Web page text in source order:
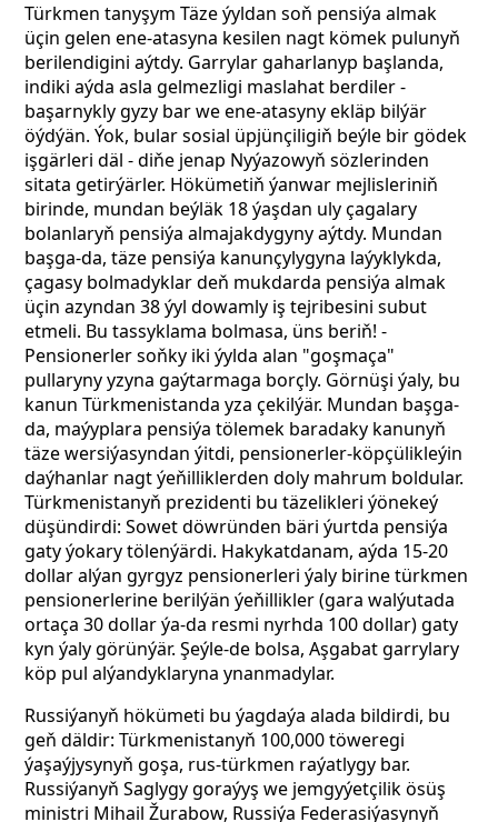
Türkmen tanyşym Täze ýyldan soň pensiýa almak
üçin gelen ene-atasyna kesilen nagt kömek pulunyň
berilendigini aýtdy. Garrylar gaharlanyp başlanda,
indiki aýda asla gelmezligi maslahat berdiler -
başarnykly gyzy bar we ene-atasyny ekläp bilýär
öýdýän. Ýok, bular sosial üpjünçiligiň beýle bir gödek
işgärleri däl - diňe jenap Nyýazowyň sözlerinden
sitata getirýärler. Hökümetiň ýanwar mejlisleriniň
birinde, mundan beýläk 18 ýaşdan uly çagalary
bolanlaryň pensiýa almajakdygyny aýtdy. Mundan
başga-da, täze pensiýa kanunçylygyna laýyklykda,
çagasy bolmadyklar deň mukdarda pensiýa almak
üçin azyndan 38 ýyl dowamly iş tejribesini subut
etmeli. Bu tassyklama bolmasa, üns beriň! -
Pensionerler soňky iki ýylda alan "goşmaça"
pullaryny yzyna gaýtarmaga borçly. Görnüşi ýaly, bu
kanun Türkmenistanda yza çekilýär. Mundan başga-
da, maýyplara pensiýa tölemek baradaky kanunyň
täze wersiýasyndan ýitdi, pensionerler-köpçülikleýin
daýhanlar nagt ýeňilliklerden doly mahrum boldular.
Türkmenistanyň prezidenti bu täzelikleri ýönekeý
düşündirdi: Sowet döwründen bäri ýurtda pensiýa
gaty ýokary tölenýärdi. Hakykatdanam, aýda 15-20
dollar alýan gyrgyz pensionerleri ýaly birine türkmen
pensionerlerine berilýän ýeňillikler (gara walýutada
ortaça 30 dollar ýa-da resmi nyrhda 100 dollar) gaty
kyn ýaly görünýär. Şeýle-de bolsa, Aşgabat garrylary
köp pul alýandyklaryna ynanmadylar.
Russiýanyň hökümeti bu ýagdaýa alada bildirdi, bu
geň däldir: Türkmenistanyň 100,000 töweregi
ýaşaýjysynyň goşa, rus-türkmen raýatlygy bar.
Russiýanyň Saglygy goraýyş we jemgyýetçilik ösüş
ministri Mihail Žurabow, Russiýa Federasiýasynyň